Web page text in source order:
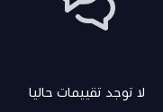
لا توجد تقييمات حاليا